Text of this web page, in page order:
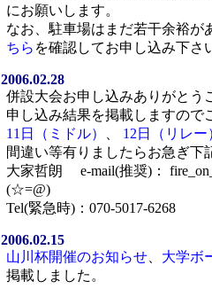
にお願いします。
なお、駐車場はまだ若干余裕が
ちら を確認してお申し込み下さ
2006.02.28
併設大会お申し込みありがとう
申し込み結果を掲載しますので
11日（ミドル）
12日（リレー
間違い等有りましたらお急ぎ下
大家哲朗 e-mail(推奨)：
(☆=@)
Tel(緊急時)：070-5017-6268
2006.02.15
山川杯開催のお知らせ
大学ボ
掲載しました。